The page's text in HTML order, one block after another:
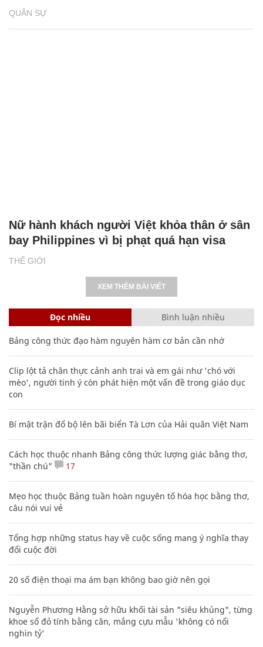
QUÂN SỰ
THẾ GIỚI
Nữ hành khách người Việt khỏa thân ở sân
bay Philippines vì bị phạt quá hạn visa
XEM THÊM BÀI VIẾT
Đọc nhiều Bình luận nhiều
Bảng công thức đạo hàm nguyên hàm cơ bản cần nhớ
Clip lột tả chân thực cảnh anh trai và em gái như 'chó với
mèo', người tinh ý còn phát hiện một vấn đề trong giáo dục
con
Bí mật trận đổ bộ lên bãi biển Tà Lơn của Hải quân Việt Nam
Cách học thuộc nhanh Bảng công thức lượng giác bằng thơ,
"thần chú"
17
Mẹo học thuộc Bảng tuần hoàn nguyên tố hóa học bằng thơ,
câu nói vui vẻ
Tổng hợp những status hay về cuộc sống mang ý nghĩa thay
đổi cuộc đời
20 số điện thoại ma ám bạn không bao giờ nên gọi
Nguyễn Phương Hằng sở hữu khối tài sản "siêu khủng", từng
khoe sổ đỏ tính bằng cân, mắng cựu mẫu 'không có nổi
nghìn tỷ'